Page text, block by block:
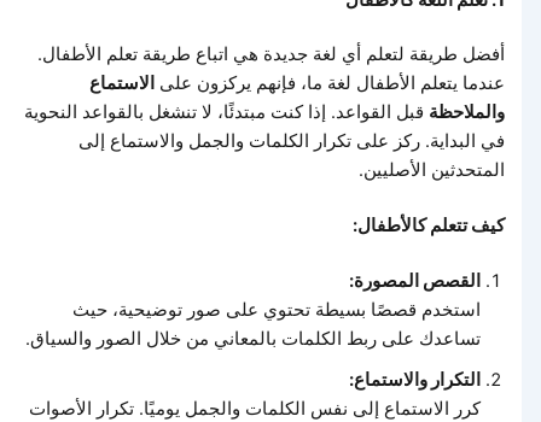
أفضل طريقة لتعلم أي لغة جديدة هي اتباع طريقة تعلم الأطفال.
عندما يتعلم الأطفال لغة ما، فإنهم يركزون علىالاستماع
والملاحظةقبل القواعد. إذا كنت مبتدئًا، لا تنشغل بالقواعد النحوية
في البداية. ركز على تكرار الكلمات والجمل والاستماع إلى
المتحدثين الأصليين.
كيف تتعلم كالأطفال:
القصص المصورة:
استخدم قصصًا بسيطة تحتوي على صور توضيحية، حيث
تساعدك على ربط الكلمات بالمعاني من خلال الصور والسياق.
التكرار والاستماع:
كرر الاستماع إلى نفس الكلمات والجمل يوميًا. تكرار الأصوات